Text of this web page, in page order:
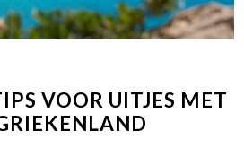
VOOR UITJES MET